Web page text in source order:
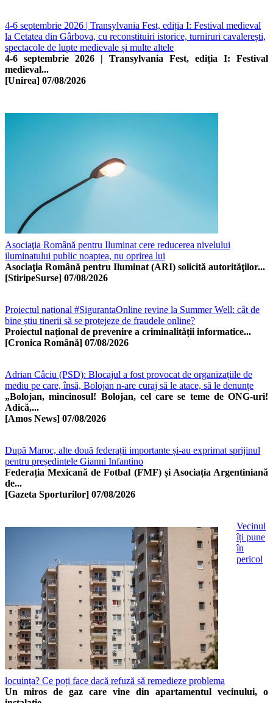
4-6 septembrie 2026 | Transylvania Fest, ediția I: Festival medieval
la Cetatea din Gârbova, cu reconstituiri istorice, turniruri cavalerești,
spectacole de lupte medievale și multe altele
4-6 septembrie 2026 | Transylvania Fest, ediția I: Festival
medieval...
[Unirea] 07/08/2026
Asociaţia Română pentru Iluminat cere reducerea nivelului
iluminatului public noaptea, nu oprirea lui
Asociaţia Română pentru Iluminat (ARI) solicită autorităţilor...
[StiripeSurse] 07/08/2026
Proiectul național #SigurantaOnline revine la Summer Well: cât de
bine știu tinerii să se protejeze de fraudele online?
Proiectul național de prevenire a criminalității informatice...
[Cronica Română] 07/08/2026
Adrian Câciu (PSD): Blocajul a fost provocat de organizațiile de
mediu pe care, însă, Bolojan n-are curaj să le atace, să le denunțe
„Bolojan, mincinosul! Bolojan, cel care se teme de ONG-uri!
Adică,...
[Amos News] 07/08/2026
După Maroc, alte două federații importante și-au exprimat sprijinul
pentru președintele Gianni Infantino
Federația Mexicană de Fotbal (FMF) și Asociația Argentiniană
de...
[Gazeta Sporturilor] 07/08/2026
Vecinul
îți pune
în
pericol
locuința? Ce poți face dacă refuză să remedieze problema
Un miros de gaz care vine din apartamentul vecinului, o